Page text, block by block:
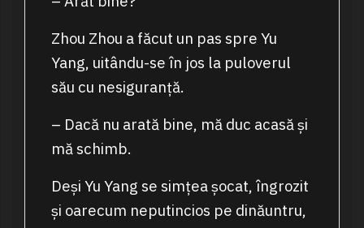
Zhou Zhou a făcut un pas spre Yu
Yang, uitându-se în jos la puloverul
său cu nesiguranță.
– Dacă nu arată bine, mă duc acasă și
mă schimb.
Deși Yu Yang se simțea șocat, îngrozit
și oarecum neputincios pe dinăuntru,